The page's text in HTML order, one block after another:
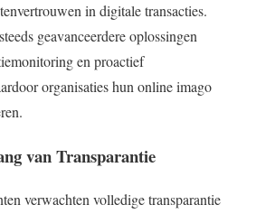
in digitale transacties.
geavanceerdere oplossingen
en proactief
organisaties hun online imago
van Transparantie
verwachten volledige transparantie